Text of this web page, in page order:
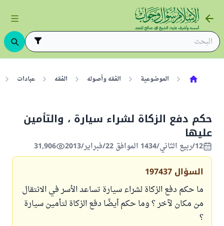
الموضوعية الفقه وأصوله الفقه عبادات
حكم دفع الزكاة لشراء سيارة ، والتأمين
عليها
12/ربيع الثاني/1434 الموافق 22/فبراير/2013 31,906
السؤال 197437
ما حكم دفع الزكاة لشراء سيارة تساعد الأسر في الانتقال
من مكان لآخر ؟ وما حكم أيضًا دفع الزكاة لتأمين سيارة
؟